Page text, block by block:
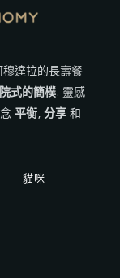
達拉的長壽餐
式的簡樸. 靈感
平衡, 分享 和
貓咪